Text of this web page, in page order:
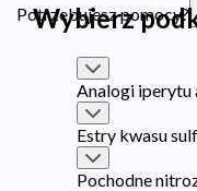
Potrzebujesz pomocy?
Wybierz
Analogi
Estry kwasu
Pochodne